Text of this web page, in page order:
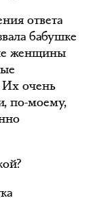
ответа
бабушке
женщины
Их очень
по-моему,